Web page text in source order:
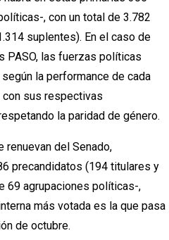
, con un total de 3.782
suplentes). En el caso de
PASO, las fuerzas políticas
la performance de cada
con sus respectivas
la paridad de género.
renuevan del Senado,
precandidatos (194 titulares y
69 agrupaciones políticas-,
más votada es la que pasa
de octubre.